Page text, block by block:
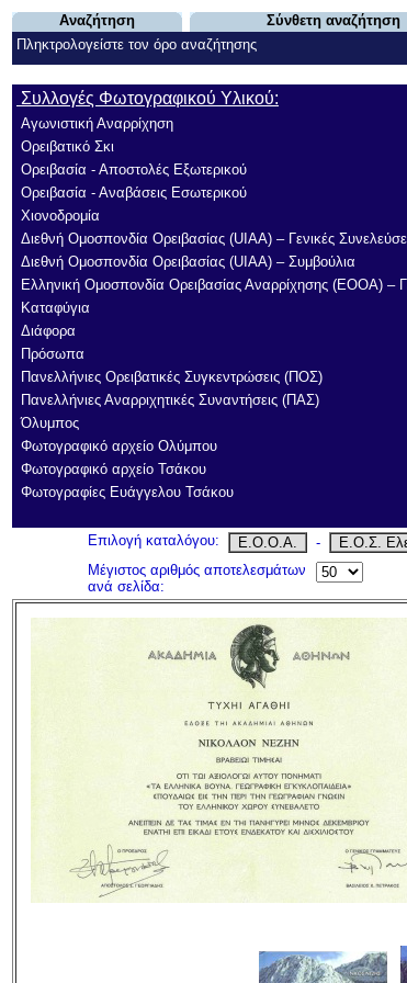
Αναζήτηση Σύνθετη αναζήτηση
Πληκτρολογείστε τον όρο αναζήτησης
Συλλογές Φωτογραφικού Υλικού:
Αγωνιστική Αναρρίχηση
Ορειβατικό Σκι
Ορειβασία - Αποστολές Εξωτερικού
Ορειβασία - Αναβάσεις Εσωτερικού
Χιονοδρομία
Διεθνή Ομοσπονδία Ορειβασίας (UIAA) – Γενικές
Διεθνή Ομοσπονδία Ορειβασίας (UIAA) – Συμβούλια
Ελληνική Ομοσπονδία Ορειβασίας Αναρρίχησης (ΕΟΟΑ) –
Καταφύγια
Διάφορα
Πρόσωπα
Πανελλήνιες Ορειβατικές Συγκεντρώσεις (ΠΟΣ)
Πανελλήνιες Αναρριχητικές Συναντήσεις (ΠΑΣ)
Όλυμπος
Φωτογραφικό αρχείο Ολύμπου
Φωτογραφικό αρχείο Τσάκου
Φωτογραφίες Ευάγγελου Τσάκου
Επιλογή καταλόγου: Ε.Ο.Ο.Α. -
Ε.Ο.Σ.
Μέγιστος αριθμός αποτελεσμάτων
ανά σελίδα: